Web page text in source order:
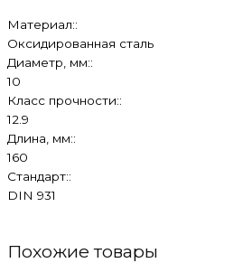
Материал::
Оксидированная сталь
Диаметр, мм::
10
Класс прочности::
12.9
Длина, мм::
160
Стандарт::
DIN 931
Похожие товары